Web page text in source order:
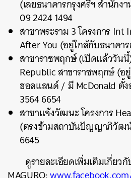
(เลยธนาคารกรุงศรีฯ สำนักง
09 2424 1494
สาขาพระราม 3 โครงการ Int
After You (อยู่ใกล้กับธนาคา
สาขาราชพฤกษ์ (เปิดแล้ววันนี้
Republic สาขาราชพฤกษ์ (อ
ฮอลแลนด์ / มี McDonald ตั้
3564 6654
สาขาแจ้งวัฒนะ โครงการ
(ตรงข้ามสถาบันปัญญาภิวัฒน์
6645
ดูรายละเอียดเพิ่มเติมเกี่ยว